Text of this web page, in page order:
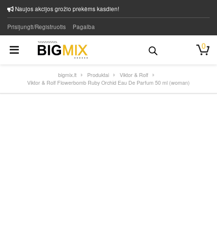
Naujos akcijos grožio prekėms kasdien!
Prisijungti/Registruotis Pagalba
0
bigmix.lt Produktai
Viktor & Rolf
Viktor & Rolf Flowerbomb Ruby Orchid Eau De Parfum 50 ml (woman)